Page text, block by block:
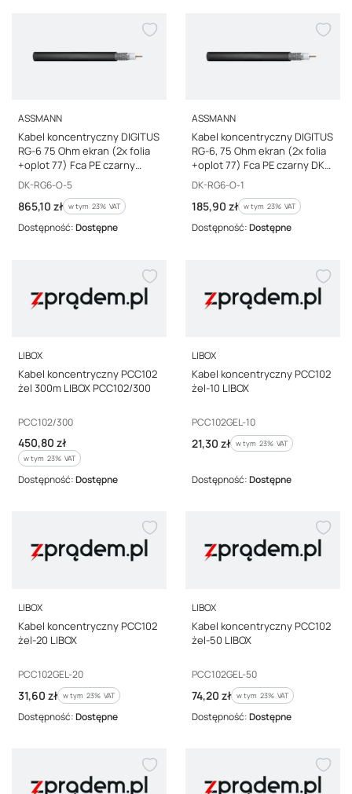
PRODUCENT
ASSMANN
Kabel koncentryczny DIGITUS
RG-6 75 Ohm ekran (2x folia
+oplot 77) Fca PE czarny
szpula DK-RG6-O-5 /500m/
Kod producenta
DK-RG6-O-5
Cena brutto
865,10 zł w tym %s VAT
w tym 23% VAT
Dostępność:Dostępne
PRODUCENT
ASSMANN
Kabel koncentryczny DIGITUS
RG-6, 75 Ohm ekran (2x folia
+oplot 77) Fca PE czarny DK-
RG6-O-1 /100m/
Kod producenta
DK-RG6-O-1
Cena brutto
185,90 zł w tym %s VAT
w tym 23% VAT
Dostępność:Dostępne
PRODUCENT
LIBOX
Kabel koncentryczny PCC102
żel 300m LIBOX PCC102/300
Kod producenta
PCC102/300
Cena brutto
450,80 zł
w tym %s VAT
w tym 23% VAT
Dostępność:Dostępne
PRODUCENT
LIBOX
Kabel koncentryczny PCC102
żel-10 LIBOX
Kod producenta
PCC102GEL-10
Cena brutto
21,30 zł w tym %s VAT
w tym 23% VAT
Dostępność:Dostępne
PRODUCENT
LIBOX
Kabel koncentryczny PCC102
żel-20 LIBOX
Kod producenta
PCC102GEL-20
Cena brutto
31,60 zł w tym %s VAT
w tym 23% VAT
Dostępność:Dostępne
PRODUCENT
LIBOX
Kabel koncentryczny PCC102
żel-50 LIBOX
Kod producenta
PCC102GEL-50
Cena brutto
74,20 zł w tym %s VAT
w tym 23% VAT
Dostępność:Dostępne